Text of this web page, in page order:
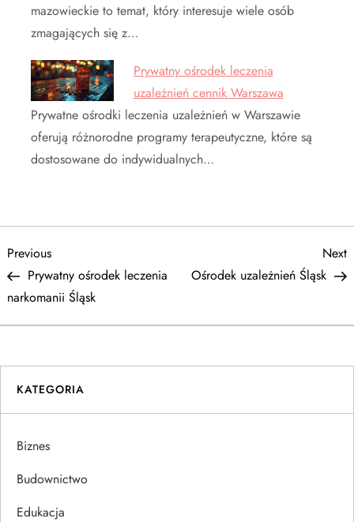
mazowieckie to temat, który interesuje wiele osób
zmagających się z…
Prywatny ośrodek leczenia
uzależnień cennik Warszawa
Prywatne ośrodki leczenia uzależnień w Warszawie
oferują różnorodne programy terapeutyczne, które są
dostosowane do indywidualnych…
N
a
w
i
g
a
c
Previous
Post
Previous
Prywatny ośrodek leczenia
narkomanii Śląsk
Next
Ośrodek uzależnień Śląsk
KATEGORIA
Biznes
Budownictwo
Edukacja